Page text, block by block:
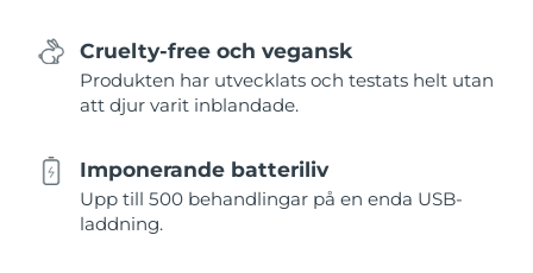
Cruelty-free och vegansk
Produkten har utvecklats och testats helt utan
att djur varit inblandade.
Imponerande batteriliv
Upp till 500 behandlingar på en enda USB-
laddning.